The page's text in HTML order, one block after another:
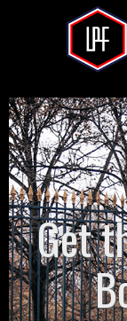
Get